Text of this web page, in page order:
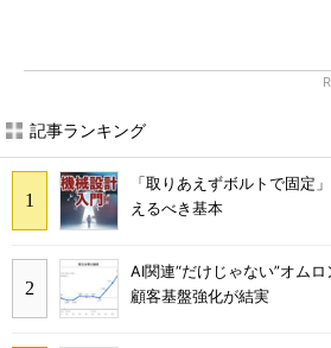
記事ランキング
「取りあえずボルトで固
えるべき基本
AI関連“だけじゃない”オム
顧客基盤強化が結実